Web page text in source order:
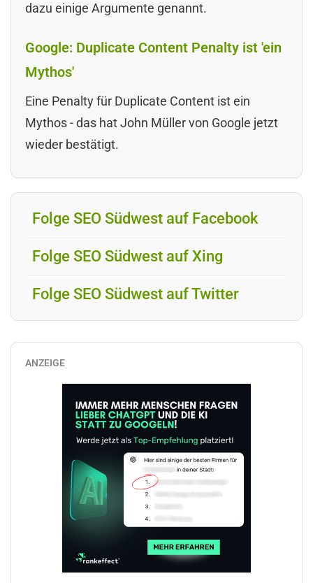
dazu einige Argumente genannt.
Google: Duplicate Content Penalty ist 'ein
Mythos'
Eine Penalty für Duplicate Content ist ein
Mythos - das hat John Müller von Google jetzt
wieder bestätigt.
Folge SEO Südwest auf Facebook
Folge SEO Südwest auf Xing
Folge SEO Südwest auf Twitter
ANZEIGE